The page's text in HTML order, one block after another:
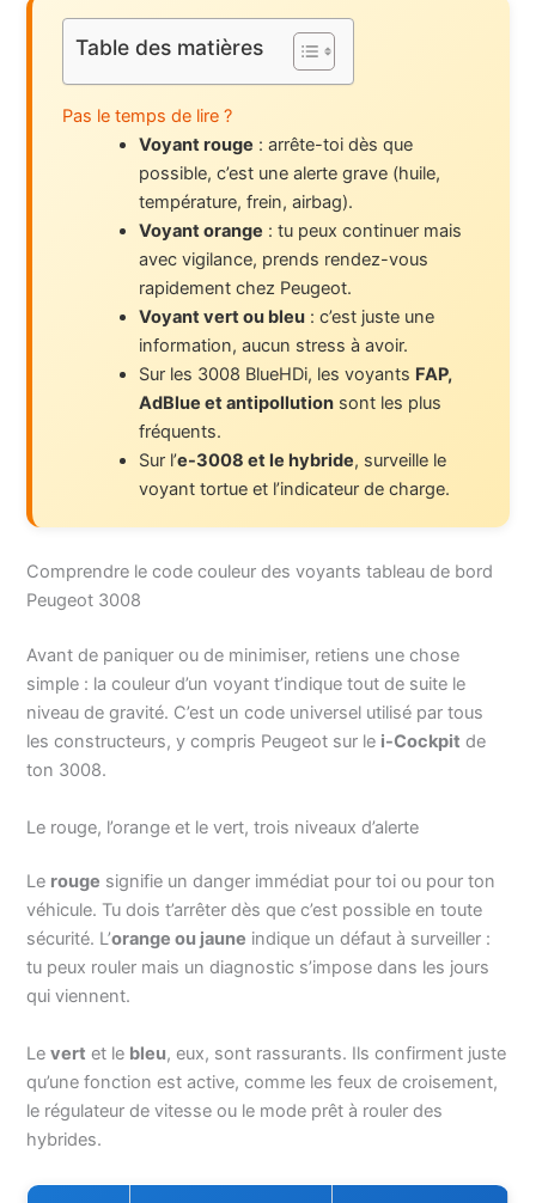
Table des matières
Pas le temps de lire ?
Voyant rouge : arrête-toi dès que
possible, c’est une alerte grave (huile,
température, frein, airbag).
Voyant orange : tu peux continuer mais
avec vigilance, prends rendez-vous
rapidement chez Peugeot.
Voyant vert ou bleu : c’est juste une
information, aucun stress à avoir.
Sur les 3008 BlueHDi, les voyants FAP,
AdBlue et antipollution sont les plus
fréquents.
Sur l’e-3008 et le hybride, surveille le
voyant tortue et l’indicateur de charge.
Comprendre le code couleur des voyants tableau de bord
Peugeot 3008
Avant de paniquer ou de minimiser, retiens une chose
simple : la couleur d’un voyant t’indique tout de suite le
niveau de gravité. C’est un code universel utilisé par tous
les constructeurs, y compris Peugeot sur le i-Cockpit de
ton 3008.
Le rouge, l’orange et le vert, trois niveaux d’alerte
Le rouge signifie un danger immédiat pour toi ou pour ton
véhicule. Tu dois t’arrêter dès que c’est possible en toute
sécurité. L’orange ou jaune indique un défaut à surveiller :
tu peux rouler mais un diagnostic s’impose dans les jours
qui viennent.
Levert et le bleu, eux, sont rassurants. Ils confirment juste
qu’une fonction est active, comme les feux de croisement,
le régulateur de vitesse ou le mode prêt à rouler des
hybrides.